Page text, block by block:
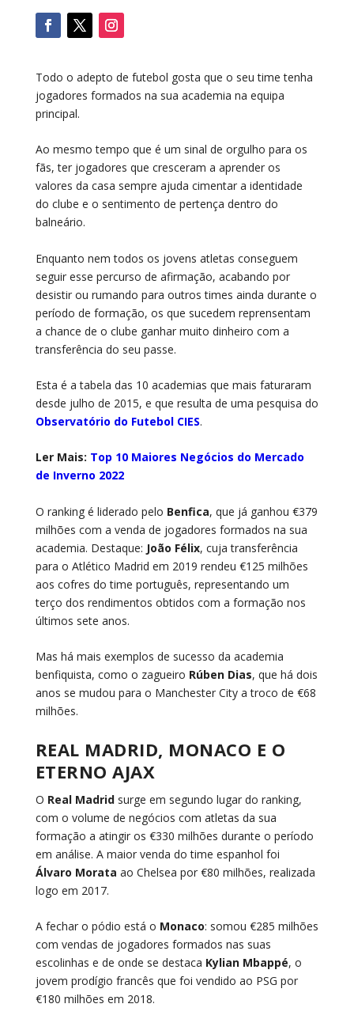
Todo o adepto de futebol gosta que o seu time tenha
jogadores formados na sua academia na equipa
principal.
Ao mesmo tempo que é um sinal de orgulho para os
fãs, ter jogadores que cresceram a aprender os
valores da casa sempre ajuda cimentar a identidade
do clube e o sentimento de pertença dentro do
balneário.
Enquanto nem todos os jovens atletas conseguem
seguir esse percurso de afirmação, acabando por
desistir ou rumando para outros times ainda durante o
período de formação, os que sucedem reprensentam
a chance de o clube ganhar muito dinheiro com a
transferência do seu passe.
Esta é a tabela das 10 academias que mais faturaram
desde julho de 2015, e que resulta de uma pesquisa do
Observatório do Futebol CIES.
Ler Mais: Top 10 Maiores Negócios do Mercado
de Inverno 2022
O ranking é liderado pelo Benfica, que já ganhou €379
milhões com a venda de jogadores formados na sua
academia. Destaque: João Félix, cuja transferência
para o Atlético Madrid em 2019 rendeu €125 milhões
aos cofres do time português, representando um
terço dos rendimentos obtidos com a formação nos
últimos sete anos.
Mas há mais exemplos de sucesso da academia
benfiquista, como o zagueiro Rúben Dias, que há dois
anos se mudou para o Manchester City a troco de €68
milhões.
REAL MADRID, MONACO E O
ETERNO AJAX
O Real Madrid surge em segundo lugar do ranking,
com o volume de negócios com atletas da sua
formação a atingir os €330 milhões durante o período
em análise. A maior venda do time espanhol foi
Álvaro Morata ao Chelsea por €80 milhões, realizada
logo em 2017.
A fechar o pódio está o Monaco: somou €285 milhões
com vendas de jogadores formados nas suas
escolinhas e de onde se destaca Kylian Mbappé, o
jovem prodígio francês que foi vendido ao PSG por
€180 milhões em 2018.